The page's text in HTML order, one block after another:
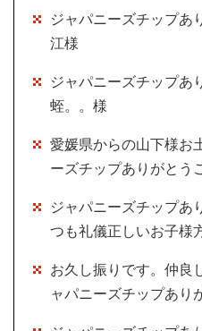
ジャパニーズチップあ
江様
ジャパニーズチップあ
蛭。。様
愛媛県からの山下様お
ーズチップありがとう
ジャパニーズチップあ
つも礼儀正しいお子様
お久し振りです。仲良
ャパニーズチップあり